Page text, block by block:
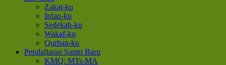
Zakat-ku
Infaq-ku
Sedekah-ku
Wakaf-ku
Qurban-ku
Pendaftaran Santri Baru
KMQ: MTs-MA